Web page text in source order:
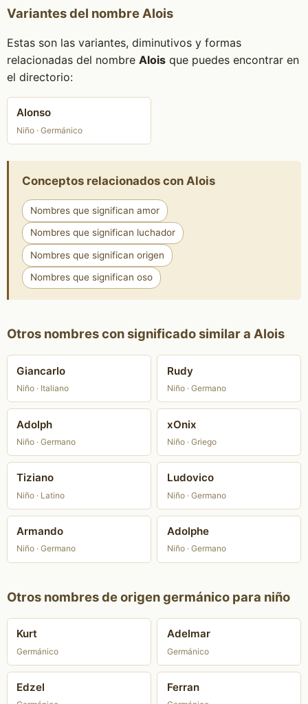
Variantes del nombre Alois
Estas son las variantes, diminutivos y formas
relacionadas del nombre Aloisque puedes encontrar en
el directorio:
Alonso
Niño · Germánico
Conceptos relacionados con Alois
Nombres que significan amor
Nombres que significan luchador
Nombres que significan origen
Nombres que significan oso
Otros nombres con significado similar a Alois
Giancarlo
Niño · Italiano
Rudy
Niño · Germano
Adolph
Niño · Germano
xOnix
Niño · Griego
Tiziano
Niño · Latino
Ludovico
Niño · Germano
Armando
Niño · Germano
Adolphe
Niño · Germano
Otros nombres de origen germánico para niño
Kurt
Germánico
Adelmar
Germánico
Edzel Ferran